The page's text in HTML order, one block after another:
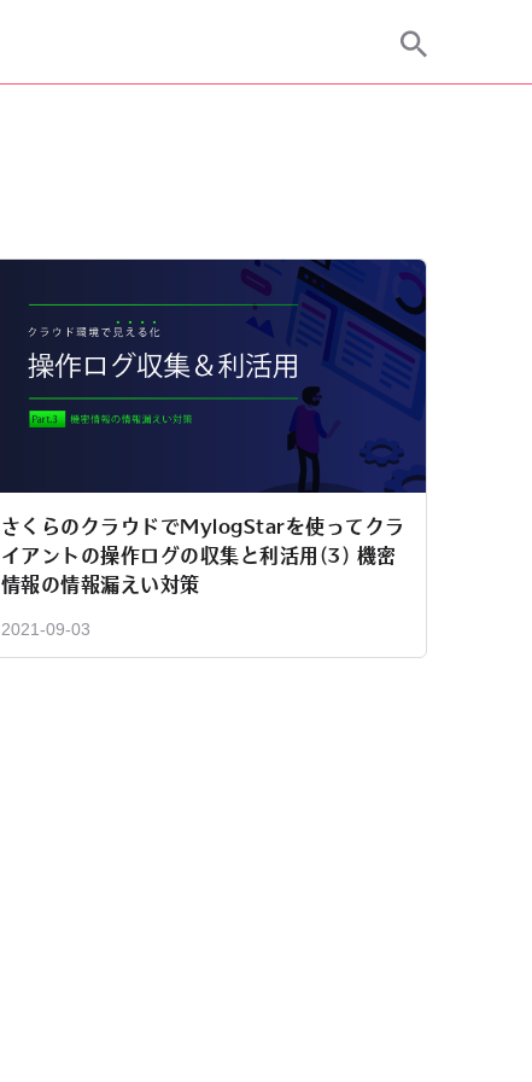
さくらのクラウドでMylogStarを使ってクラ
イアントの操作ログの収集と利活用(3) 機密
情報の情報漏えい対策
2021-09-03